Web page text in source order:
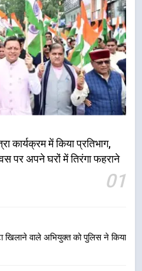
कार्यक्रम में किया प्रतिभाग,
पर अपने घरों में तिरंगा फहराने
01
वाले अभियुक्त को पुलिस ने किया
करेगा रोजगार मेले